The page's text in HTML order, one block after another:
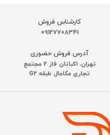
DEEBOT X11 OmniCyclone / X11
OMNI/T80S OMNI/X8 MAX
PRO OMNI
نوع گارانتی
کارشناس فروش
09127708341
آدرس فروش حضوری
تهران، اکباتان فاز 2 مجتمع
تجاری مگامال طبقه G2